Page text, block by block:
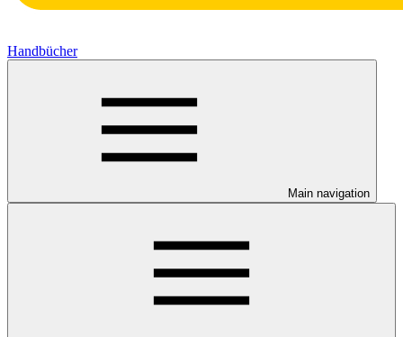
Handbücher
Main navigation